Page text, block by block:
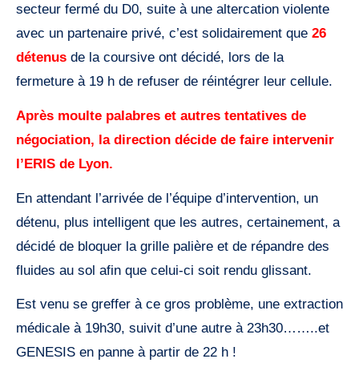
secteur fermé du D0, suite à une altercation violente
avec un partenaire privé, c’est solidairement que 26
détenus de la coursive ont décidé, lors de la
fermeture à 19 h de refuser de réintégrer leur cellule.
Après moulte palabres et autres tentatives de
négociation, la direction décide de faire intervenir
l’ERIS de Lyon.
En attendant l’arrivée de l’équipe d’intervention, un
détenu, plus intelligent que les autres, certainement, a
décidé de bloquer la grille palière et de répandre des
fluides au sol afin que celui-ci soit rendu glissant.
Est venu se greffer à ce gros problème, une extraction
médicale à 19h30, suivit d’une autre à 23h30……..et
GENESIS en panne à partir de 22 h !